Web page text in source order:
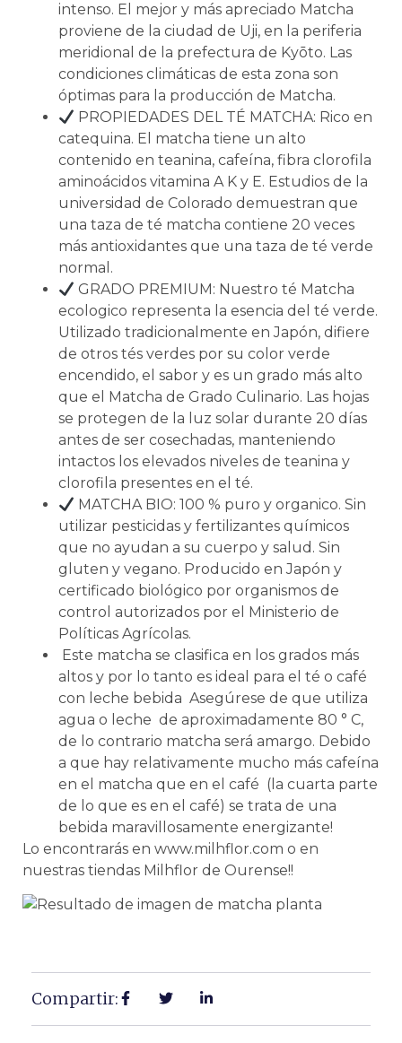
intenso. El mejor y más apreciado Matcha
proviene de la ciudad de Uji, en la periferia
meridional de la prefectura de Kyōto. Las
condiciones climáticas de esta zona son
óptimas para la producción de Matcha.
PROPIEDADES DEL TÉ MATCHA: Rico en
catequina. El matcha tiene un alto
contenido en teanina, cafeína, fibra clorofila
aminoácidos vitamina A K y E. Estudios de la
universidad de Colorado demuestran que
una taza de té matcha contiene 20 veces
más antioxidantes que una taza de té verde
normal.
GRADO PREMIUM: Nuestro té Matcha
ecologico representa la esencia del té verde.
Utilizado tradicionalmente en Japón, difiere
de otros tés verdes por su color verde
encendido, el sabor y es un grado más alto
que el Matcha de Grado Culinario. Las hojas
se protegen de la luz solar durante 20 días
antes de ser cosechadas, manteniendo
intactos los elevados niveles de teanina y
clorofila presentes en el té.
MATCHA BIO: 100 % puro y organico. Sin
utilizar pesticidas y fertilizantes químicos
que no ayudan a su cuerpo y salud. Sin
gluten y vegano. Producido en Japón y
certificado biológico por organismos de
control autorizados por el Ministerio de
Políticas Agrícolas.
Este matcha se clasifica en los grados más
altos y por lo tanto es ideal para el té o café
con leche bebida Asegúrese de que utiliza
agua o leche de aproximadamente 80 ° C,
de lo contrario matcha será amargo. Debido
a que hay relativamente mucho más cafeína
en el matcha que en el café (la cuarta parte
de lo que es en el café) se trata de una
bebida maravillosamente energizante!
Lo encontrarás en www.milhflor.com o en
nuestras tiendas Milhflor de Ourense!!
Compartir: